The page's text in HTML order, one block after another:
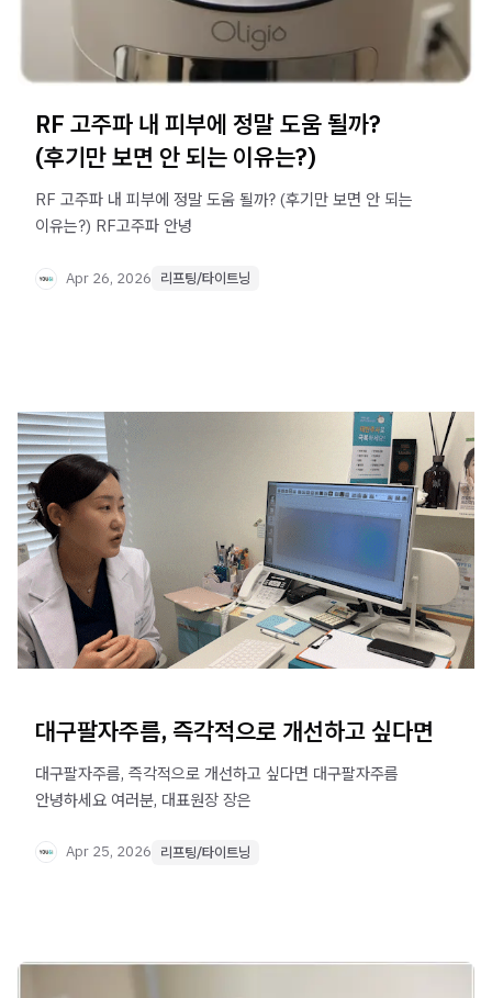
RF 고주파 내 피부에 정말 도움 될까?
(후기만 보면 안 되는 이유는?)
RF 고주파 내 피부에 정말 도움 될까? (후기만 보면 안 되는
이유는?) RF고주파 안녕
Apr 26, 2026 리프팅/타이트닝
대구팔자주름, 즉각적으로 개선하고 싶다면
대구팔자주름, 즉각적으로 개선하고 싶다면 대구팔자주름 ​
안녕하세요 여러분, 대표원장 장은
Apr 25, 2026 리프팅/타이트닝